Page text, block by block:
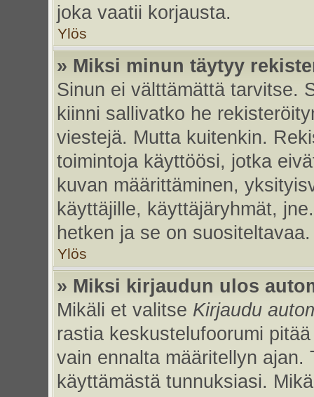
joka vaatii korjausta.
Ylös
» Miksi minun täytyy
Sinun ei välttämättä tarvitse.
kiinni sallivatko he
viestejä. Mutta kuitenkin.
toimintoja käyttöösi, jotka
kuvan määrittäminen,
käyttäjille, käyttäjäryhmät,
hetken ja se on suositeltavaa.
Ylös
» Miksi kirjaudun ulos
Mikäli et valitse Kirjaudu
rastia keskustelufoorumi
vain ennalta määritellyn
käyttämästä tunnuksiasi.